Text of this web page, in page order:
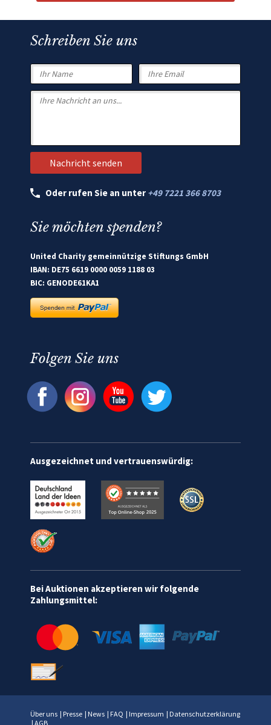
Schreiben Sie uns
Oder rufen Sie an unter +49 7221 366 8703
Sie möchten spenden?
United Charity gemeinnützige Stiftungs GmbH
IBAN: DE75 6619 0000 0059 1188 03
BIC: GENODE61KA1
Folgen Sie uns
Ausgezeichnet und vertrauenswürdig:
Bei Auktionen akzeptieren wir folgende
Zahlungsmittel:
Über uns | Presse | News | FAQ | Impressum | Datenschutzerklärung
| AGB